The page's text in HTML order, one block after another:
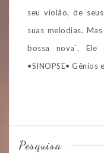
seu violão, de
suas melodias.
bossa nova`.
•SINOPSE•
Pesquisa